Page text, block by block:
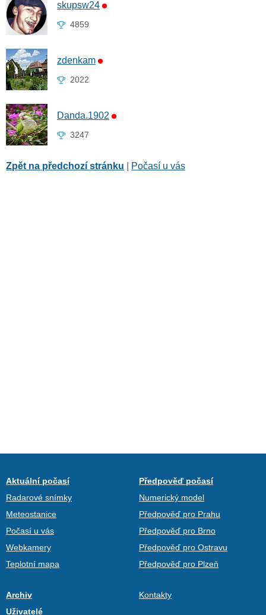
skupsw24
4859
zdenkam
2022
Danda.1902
3247
Zpět na předchozí stránku Počasí u vás
Aktuální počasí
Radarové snímky
Meteostanice
Počasí u vás
Webkamery
Teplotní mapa
Předpověď počasí
Numerický model
Předpověď pro Prahu
Předpověď pro Brno
Předpověď pro Ostravu
Předpověď pro Plzeň
Archiv
Uživatelé
Kontakty